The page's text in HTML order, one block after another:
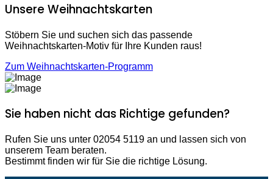
Unsere Weihnachtskarten
Stöbern Sie und suchen sich das passende
Weihnachtskarten-Motiv für Ihre Kunden raus!
Zum Weihnachtskarten-Programm
Sie haben nicht das Richtige gefunden?
Rufen Sie uns unter 02054 5119 an und lassen sich von
unserem Team beraten.
Bestimmt finden wir für Sie die richtige Lösung.